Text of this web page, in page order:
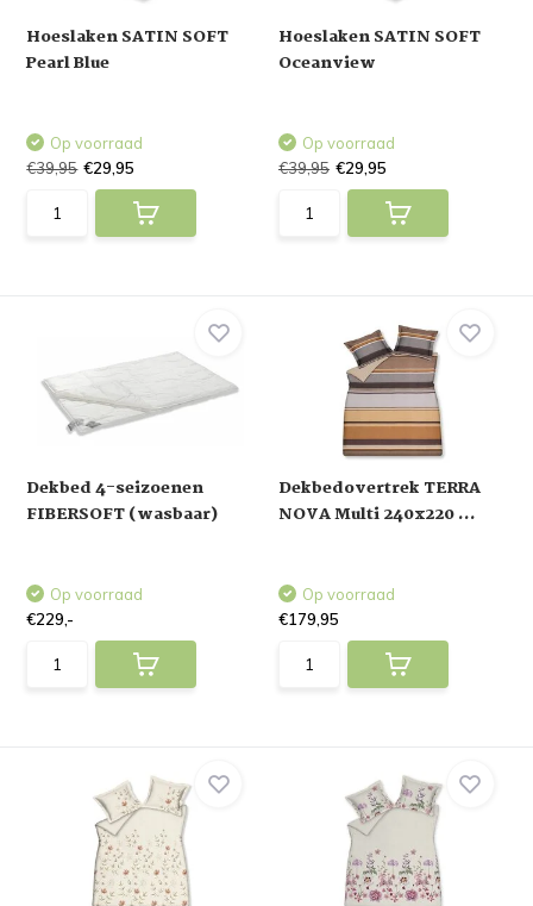
Hoeslaken SATIN SOFT
Pearl Blue
Op voorraad
€39,95 €29,95
Hoeslaken SATIN SOFT
Oceanview
Op voorraad
€39,95 €29,95
Dekbed 4-seizoenen
FIBERSOFT (wasbaar)
Op voorraad
€229,-
Dekbedovertrek TERRA
NOVA Multi 240x220 ...
Op voorraad
€179,95